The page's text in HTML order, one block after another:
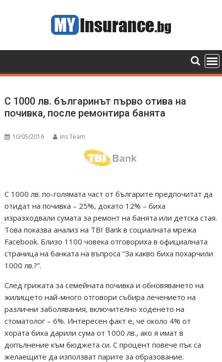
С 1000 лв. българинът първо отива на
почивка, после ремонтира банята
10/05/2016 Ins Team
С 1000 лв. по-голямата част от българите предпочитат да
отидат на почивка – 25%, докато 12% – биха
изразходвали сумата за ремонт на банята или детска стая.
Това показва анализ на TBI Bank в социалната мрежа
Facebook. Близо 1100 човека отговориха в официалната
страница на банката на въпроса “За какво биха похарчили
1000 лв.?”.
След грижата за семейната почивка и обновяването на
жилището най-много отговори събира лечението на
различни заболявания, включително ходенето на
стоматолог – 6%. Интересен факт е, че около 4% от
хората биха дарили сума от 1000 лв., ако я имат в
допълнение към бюджета си. С процент повече пък са
желаещите да използват парите за образование.